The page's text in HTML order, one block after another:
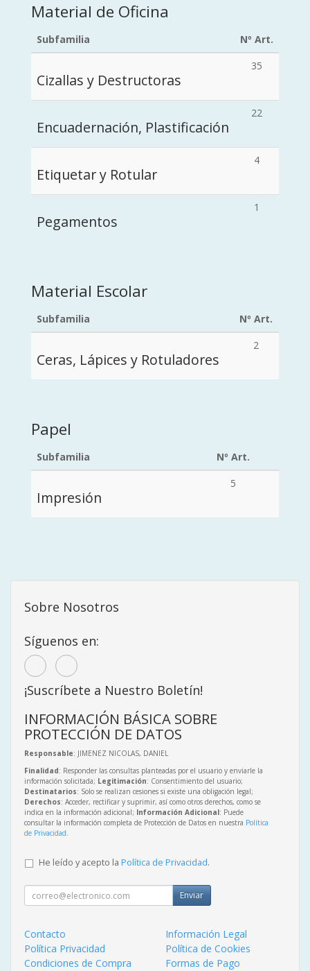
Material de Oficina
Subfamilia Nº Art.
Cizallas y Destructoras
35
Encuadernación, Plastificación
22
Etiquetar y Rotular
4
Pegamentos
1
Material Escolar
Subfamilia Nº Art.
Ceras, Lápices y Rotuladores
2
Papel
Subfamilia Nº Art.
Impresión
5
Sobre Nosotros
Síguenos en:
¡Suscríbete a Nuestro Boletín!
INFORMACIÓN BÁSICA SOBRE
PROTECCIÓN DE DATOS
Responsable: JIMENEZ NICOLAS, DANIEL
Finalidad: Responder las consultas planteadas por el usuario y enviarle la
información solicitada; Legitimación: Consentimiento del usuario;
Destinatarios: Solo se realizan cesiones si existe una obligación legal;
Derechos: Acceder, rectificar y suprimir, así como otros derechos, como se
indica en la información adicional; Información Adicional: Puede
consultar la información completa de Protección de Datos en nuestra Política
de Privacidad.
He leído y acepto la Política de Privacidad.
Enviar
Contacto
Información Legal
Política Privacidad
Política de Cookies
Condiciones de Compra
Formas de Pago